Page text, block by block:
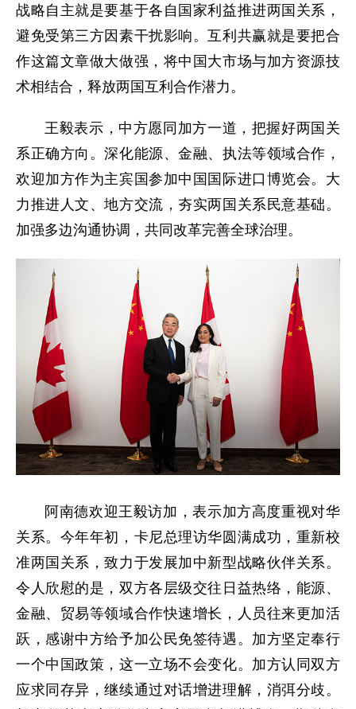
战略自主就是要基于各自国家利益推进两国关系，
避免受第三方因素干扰影响。互利共赢就是要把合
作这篇文章做大做强，将中国大市场与加方资源技
术相结合，释放两国互利合作潜力。
王毅表示，中方愿同加方一道，把握好两国关
系正确方向。深化能源、金融、执法等领域合作，
欢迎加方作为主宾国参加中国国际进口博览会。大
力推进人文、地方交流，夯实两国关系民意基础。
加强多边沟通协调，共同改革完善全球治理。
阿南德欢迎王毅访加，表示加方高度重视对华
关系。今年年初，卡尼总理访华圆满成功，重新校
准两国关系，致力于发展加中新型战略伙伴关系。
令人欣慰的是，双方各层级交往日益热络，能源、
金融、贸易等领域合作快速增长，人员往来更加活
跃，感谢中方给予加公民免签待遇。加方坚定奉行
一个中国政策，这一立场不会变化。加方认同双方
应求同存异，继续通过对话增进理解，消弭分歧。